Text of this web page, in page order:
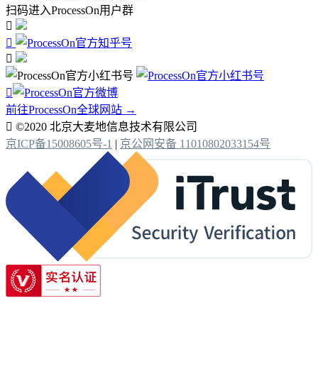
扫码进入ProcessOn用户群




前往ProcessOn全球网站 →
 ©2020 北京大麦地信息技术有限公司
京ICP备15008605号-1 | 京公网安备 11010802033154号